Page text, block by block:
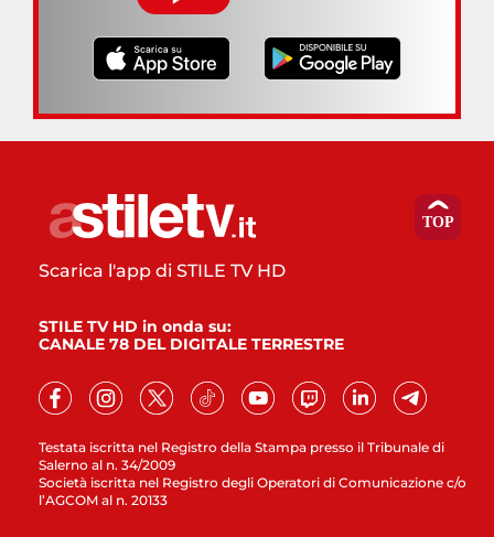
Testata iscritta nel Registro della Stampa presso il Tribunale di
Salerno al n. 34/2009
Società iscritta nel Registro degli Operatori di Comunicazione c/o
l’AGCOM al n. 20133
Scarica l'app di STILE TV HD
STILE TV HD in onda su:
CANALE 78 DEL DIGITALE TERRESTRE